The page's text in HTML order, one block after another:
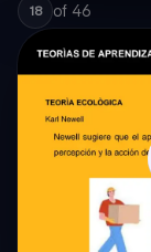
18 of 46